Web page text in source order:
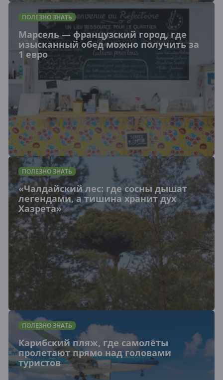
ПОЛЕЗНО ЗНАТЬ
Марсель — французский город, где
изысканный обед можно получить за
1 евро
ПОЛЕЗНО ЗНАТЬ
«Чалдайский лес: где сосны дышат
легендами, а тишина хранит дух
Хазрета»
ПОЛЕЗНО ЗНАТЬ
Карибский пляж, где самолёты
пролетают прямо над головами
туристов